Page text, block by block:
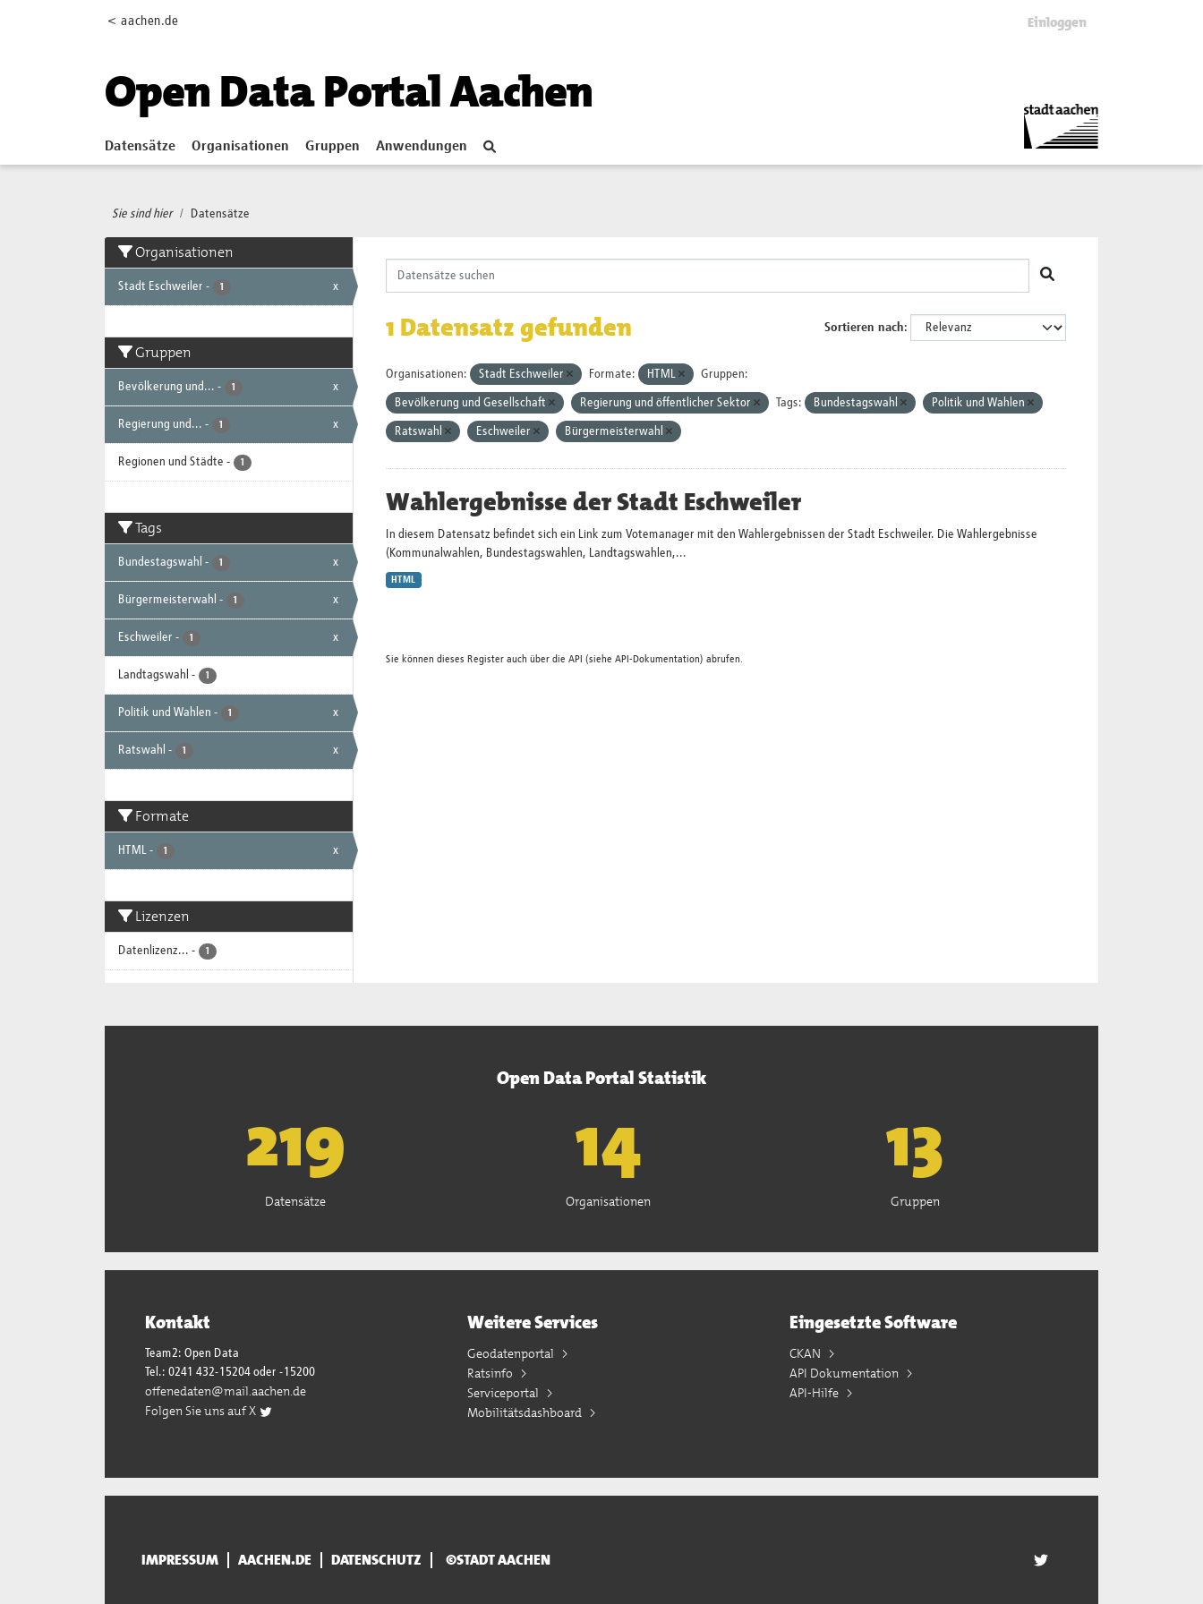
< aachen.de Einloggen
Open Data Portal Aachen
Datensätze Organisationen Gruppen Anwendungen
Sie sind hier Datensätze
Organisationen
Stadt Eschweiler - 1 x
Gruppen
Bevölkerung und... - 1 x
Regierung und... - 1 x
Regionen und Städte - 1
Tags
Bundestagswahl - 1 x
Bürgermeisterwahl - 1 x
Eschweiler - 1 x
Landtagswahl - 1
Politik und Wahlen - 1 x
Ratswahl - 1 x
Formate
HTML - 1 x
Lizenzen
Datenlizenz... - 1
Sortieren nach
1 Datensatz gefunden
Organisationen: Stadt Eschweiler Formate: HTML Gruppen:
Bevölkerung und Gesellschaft Regierung und öffentlicher Sektor Tags: Bundestagswahl Politik und Wahlen
Ratswahl Eschweiler Bürgermeisterwahl
Wahlergebnisse der Stadt Eschweiler
In diesem Datensatz befindet sich ein Link zum Votemanager mit den Wahlergebnissen der Stadt Eschweiler. Die Wahlergebnisse
(Kommunalwahlen, Bundestagswahlen, Landtagswahlen,...
HTML
Sie können dieses Register auch über die API (siehe API-Dokumentation) abrufen.
Open Data Portal Statistik
222
Datensätze
15
Organisationen
13
Gruppen
Kontakt
Team2: Open Data
Tel.: 0241 432-15204 oder -15200
offenedaten@mail.aachen.de
Folgen Sie uns auf X
Weitere Services
Geodatenportal
Ratsinfo
Serviceportal
Mobilitätsdashboard
Eingesetzte Software
CKAN
API Dokumentation
API-Hilfe
IMPRESSUM AACHEN.DE DATENSCHUTZ ©STADT AACHEN